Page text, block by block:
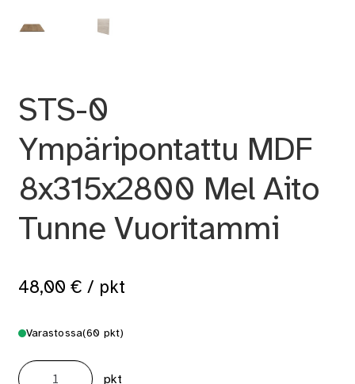
STS-0
Ympäripontattu MDF
8x315x2800 Mel Aito
Tunne Vuoritammi
48,00 € / pkt
Varastossa(60 pkt)
STS-
0 pkt